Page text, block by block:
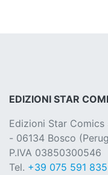
EDIZIONI STAR
Edizioni Star Comics
- 06134 Bosco
P.IVA 03850300546
Tel. +39 075 591